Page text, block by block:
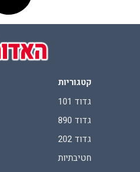
קטגוריות
גדוד 101
גדוד 890
גדוד 202
חטיבתיות